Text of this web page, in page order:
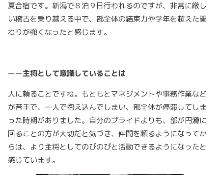
夏合宿です。新潟で８泊９日行われるのですが、非常に厳し
い稽古を乗り越える中で、部全体の結束力や学年を超えた関
わりが強くなったと感じます。
ーー主将として意識していることは
人に頼ることですね。もともとマネジメントや事務作業など
が苦手で、一人で抱え込んでしまい、部全体が停滞してしま
った時期がありました。自分のプライドよりも、部が円滑に
回ることの方が大切だと気づき、仲間を頼るようになってか
らは、より主将としてのびのびと活動できるようになったと
感じています。